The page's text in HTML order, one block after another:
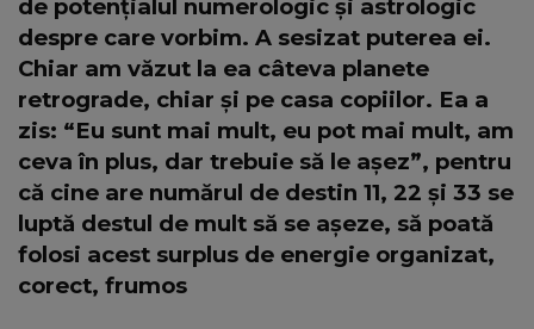
de potențialul numerologic și astrologic
despre care vorbim. A sesizat puterea ei.
Chiar am văzut la ea câteva planete
retrograde, chiar și pe casa copiilor. Ea a
zis: “Eu sunt mai mult, eu pot mai mult, am
ceva în plus, dar trebuie să le așez”, pentru
că cine are numărul de destin 11, 22 și 33 se
luptă destul de mult să se așeze, să poată
folosi acest surplus de energie organizat,
corect, frumos